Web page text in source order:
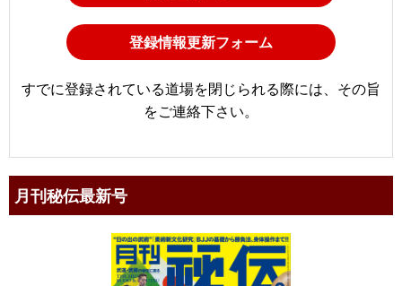
登録情報更新フォーム
すでに登録されている道場を閉じられる際には、その旨
をご連絡下さい。
月刊秘伝最新号